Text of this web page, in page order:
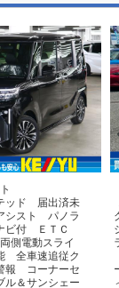
ッド 届出済未
シスト パノラ
ビ付 ＥＴＣ
側電動スライ
全車速追従ク
報 コーナーセ
＆サンシェー